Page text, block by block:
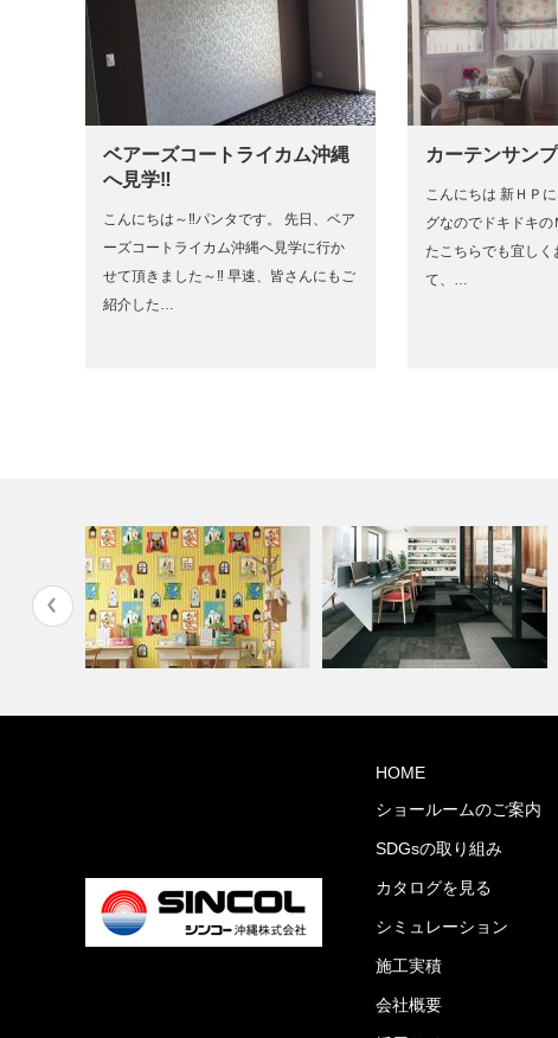
ベアーズコートライカム沖縄
へ見学‼
こんにちは～‼パンタです。 先日、ベア
ーズコートライカム沖縄へ見学に行か
せて頂きました～‼ 早速、皆さんにもご
紹介した…
カーテンサン
こんにちは 新ＨＰ
グなのでドキドキの
たこちらでも宜しく
て、…
ネート集)HOME
ショールームのご案内
SDGsの取り組み
カタログを見る
シミュレーション
施工実積
会社概要